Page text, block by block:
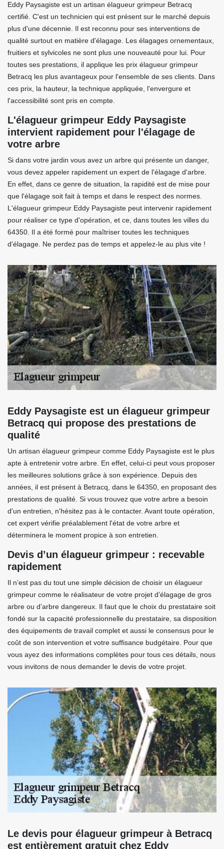
Eddy Paysagiste est un artisan élagueur grimpeur Betracq
certifié. C'est un technicien qui est présent sur le marché depuis
plus d'une décennie. Il est reconnu pour ses interventions de
qualité surtout en matière d'élagage. Les élagages ornementaux,
fruitiers et sylvicoles ne sont plus une nouveauté pour lui. Pour
toutes ses prestations, il applique les prix élagueur grimpeur
Betracq les plus avantageux pour l'ensemble de ses clients. Dans
ces prix, la hauteur, la technique appliquée, l'envergure et
l'accessibilité sont pris en compte.
L'élagueur grimpeur Eddy Paysagiste
intervient rapidement pour l'élagage de
votre arbre
Si dans votre jardin vous avez un arbre qui présente un danger,
vous devez appeler rapidement un expert de l'élagage d'arbre.
En effet, dans ce genre de situation, la rapidité est de mise pour
que l'élagage soit fait à temps et dans le respect des normes.
L'élagueur grimpeur Eddy Paysagiste peut intervenir rapidement
pour réaliser ce type d'opération, et ce, dans toutes les villes du
64350. Il a été formé pour maîtriser toutes les techniques
d'élagage. Ne perdez pas de temps et appelez-le au plus vite !
Eddy Paysagiste est un élagueur grimpeur
Betracq qui propose des prestations de
qualité
Un artisan élagueur grimpeur comme Eddy Paysagiste est le plus
apte à entretenir votre arbre. En effet, celui-ci peut vous proposer
les meilleures solutions grâce à son expérience. Depuis des
années, il est présent à Betracq, dans le 64350, en proposant des
prestations de qualité. Si vous trouvez que votre arbre a besoin
d'un entretien, n'hésitez pas à le contacter. Avant toute opération,
cet expert vérifie préalablement l'état de votre arbre et
déterminera le moment propice à son entretien.
Devis d’un élagueur grimpeur : recevable
rapidement
Il n’est pas du tout une simple décision de choisir un élagueur
grimpeur comme le réalisateur de votre projet d’élagage de gros
arbre ou d’arbre dangereux. Il faut que le choix du prestataire soit
fondé sur la capacité professionnelle du prestataire, sa disposition
des équipements de travail complet et aussi le consensus pour le
coût de son intervention et votre suffisance budgétaire. Pour que
vous ayez des informations complètes pour tous ces détails, nous
vous invitons de nous demander le devis de votre projet.
Le devis pour élagueur grimpeur à Betracq
est entièrement gratuit chez Eddy